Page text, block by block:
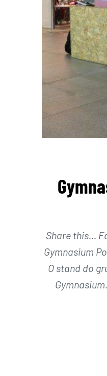
Share this…
Gymnasium
O stand do